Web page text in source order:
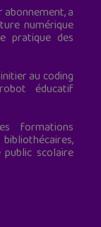
abonnement, a
numérique
pratique des
au coding
éducatif
formations
scolaire